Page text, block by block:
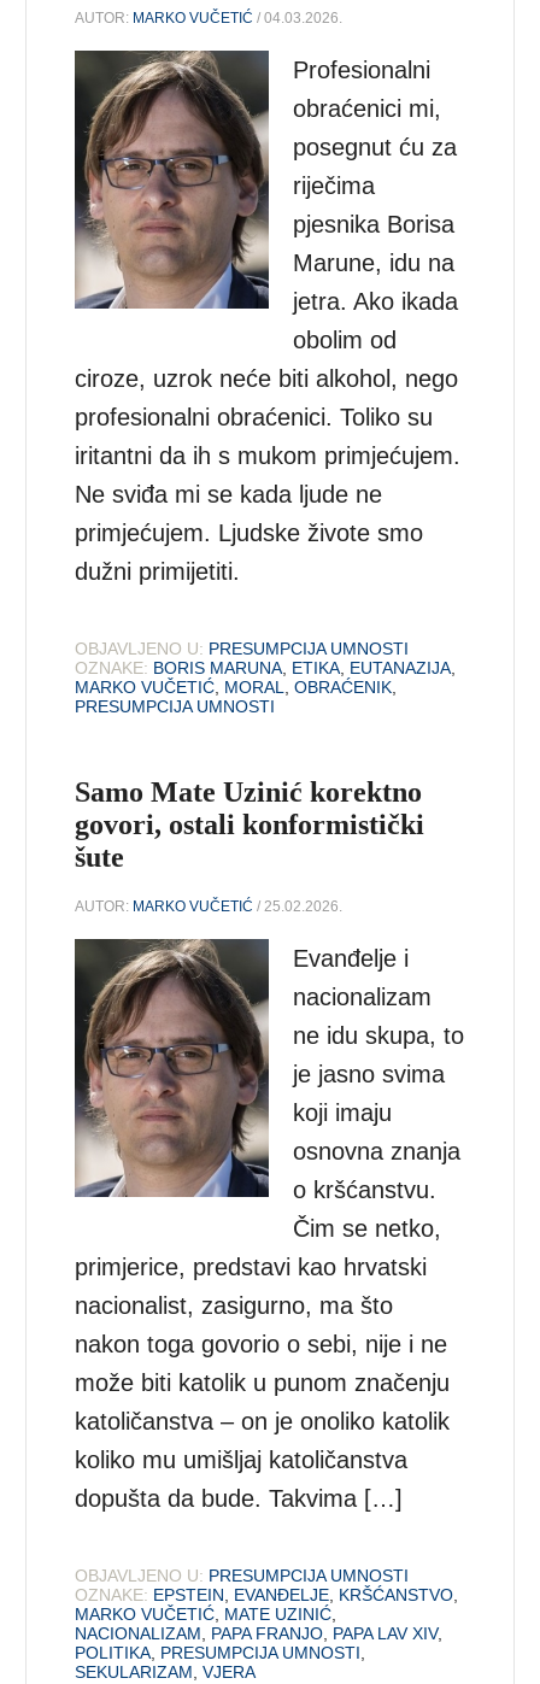
AUTOR: MARKO VUČETIĆ / 04.03.2026.
Profesionalni
obraćenici mi,
posegnut ću za
riječima
pjesnika Borisa
Marune, idu na
jetra. Ako ikada
obolim od
ciroze, uzrok neće biti alkohol, nego
profesionalni obraćenici. Toliko su
iritantni da ih s mukom primjećujem.
Ne sviđa mi se kada ljude ne
primjećujem. Ljudske živote smo
dužni primijetiti.
OBJAVLJENO U: PRESUMPCIJA UMNOSTI
OZNAKE: BORIS MARUNA ETIKA EUTANAZIJA
MARKO VUČETIĆ MORAL ,OBRAĆENIK
PRESUMPCIJA UMNOSTI
Samo Mate Uzinić korektno
govori, ostali konformistički
šute
AUTOR: MARKO VUČETIĆ / 25.02.2026.
Evanđelje i
nacionalizam
ne idu skupa, to
je jasno svima
koji imaju
osnovna znanja
o kršćanstvu.
Čim se netko,
primjerice, predstavi kao hrvatski
nacionalist, zasigurno, ma što
nakon toga govorio o sebi, nije i ne
može biti katolik u punom značenju
katoličanstva – on je onoliko katolik
koliko mu umišljaj katoličanstva
dopušta da bude. Takvima […]
OBJAVLJENO U: PRESUMPCIJA UMNOSTI
OZNAKE: EPSTEIN EVANĐELJE KRŠĆANSTVO
MARKO VUČETIĆ MATE UZINIĆ
NACIONALIZAM
PAPA FRANJO PAPA LAV XIV,
POLITIKA PRESUMPCIJA UMNOSTI
SEKULARIZAM ,VJERA